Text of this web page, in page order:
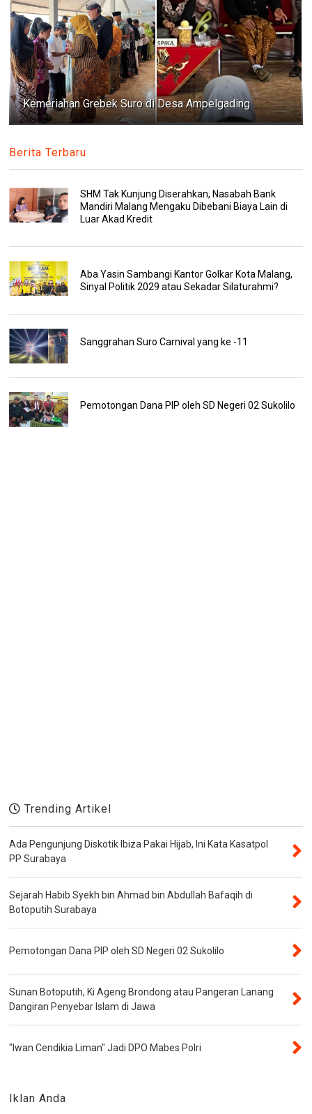
Kemeriahan Grebek Suro di Desa Ampelgading
Berita Terbaru
SHM Tak Kunjung Diserahkan, Nasabah Bank
Mandiri Malang Mengaku Dibebani Biaya Lain di
Luar Akad Kredit
Aba Yasin Sambangi Kantor Golkar Kota Malang,
Sinyal Politik 2029 atau Sekadar Silaturahmi?
Sanggrahan Suro Carnival yang ke -11
Pemotongan Dana PIP oleh SD Negeri 02 Sukolilo
Trending Artikel
Ada Pengunjung Diskotik Ibiza Pakai Hijab, Ini Kata Kasatpol
PP Surabaya
Sejarah Habib Syekh bin Ahmad bin Abdullah Bafaqih di
Botoputih Surabaya
Pemotongan Dana PIP oleh SD Negeri 02 Sukolilo
Sunan Botoputih, Ki Ageng Brondong atau Pangeran Lanang
Dangiran Penyebar Islam di Jawa
"Iwan Cendikia Liman" Jadi DPO Mabes Polri
Iklan Anda